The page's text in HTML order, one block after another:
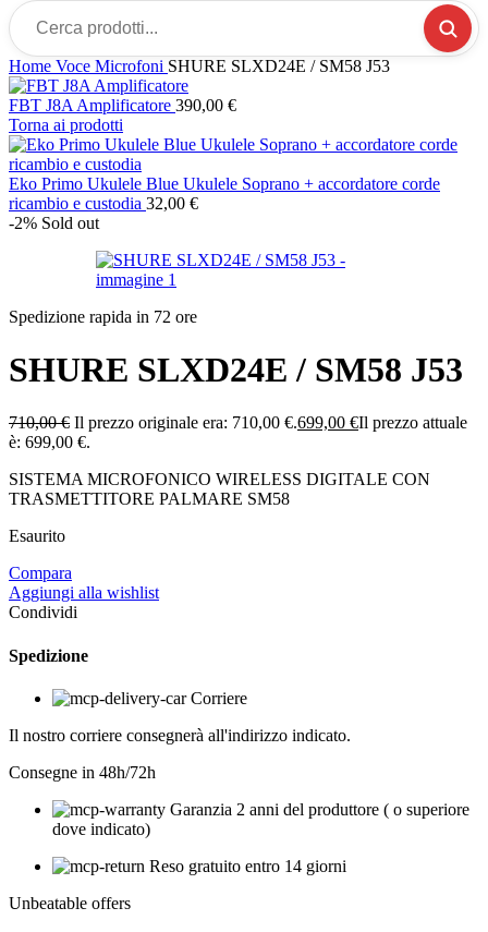
Home Voce Microfoni SHURE SLXD24E / SM58 J53
FBT J8A Amplificatore 390,00 €
Torna ai prodotti
Eko Primo Ukulele Blue Ukulele Soprano + accordatore corde
ricambio e custodia 32,00 €
-2% Sold out
Spedizione rapida in 72 ore
SHURE SLXD24E / SM58 J53
710,00€ Il prezzo originale era: 710,00 €.699,00 €Il prezzo attuale
è: 699,00 €.
SISTEMA MICROFONICO WIRELESS DIGITALE CON
TRASMETTITORE PALMARE SM58
Esaurito
Compara
Aggiungi alla wishlist
Condividi
Spedizione
Corriere
Il nostro corriere consegnerà all'indirizzo indicato.
Consegne in 48h/72h
Garanzia 2 anni del produttore ( o superiore
dove indicato)
Reso gratuito entro 14 giorni
Unbeatable offers